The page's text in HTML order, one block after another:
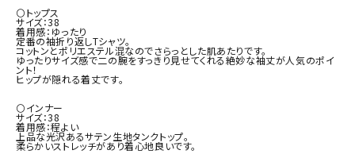
⚪トップス
サイズ：38
着用感：ゆったり
定番の袖折り返しTシャツ。
コットンとポリエステル混なのでさらっとした肌あたりです。
ゆったりサイズ感で二の腕をすっきり見せてくれる絶妙な袖丈が人気のポイ
ント！
ヒップが隠れる着丈です。
⚪インナー
サイズ：38
着用感：程よい
上品な光沢あるサテン生地タンクトップ。
柔らかいストレッチがあり着心地良いです。